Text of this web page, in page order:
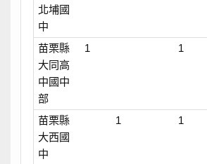
北埔國
中
苗栗縣
大同高
中國中
部
1 1
苗栗縣
大西國
中
1 1